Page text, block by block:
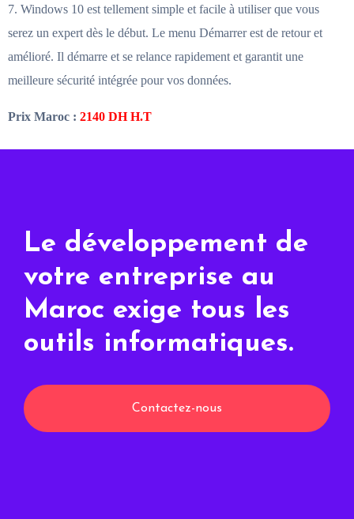
7. Windows 10 est tellement simple et facile à utiliser que vous
serez un expert dès le début. Le menu Démarrer est de retour et
amélioré. Il démarre et se relance rapidement et garantit une
meilleure sécurité intégrée pour vos données.
Prix Maroc : 2140 DH H.T
Le développement de
votre entreprise au
Maroc exige tous les
outils informatiques.
Contactez-nous